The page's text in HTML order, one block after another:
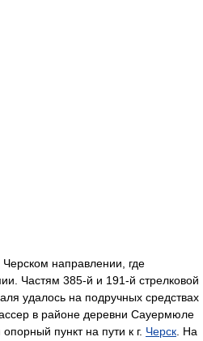
направлении, где
Частям 385-й и 191-й стрелковой
удалось на подручных средствах
в районе деревни Сауермюле
пункт на пути к г. Черск . На